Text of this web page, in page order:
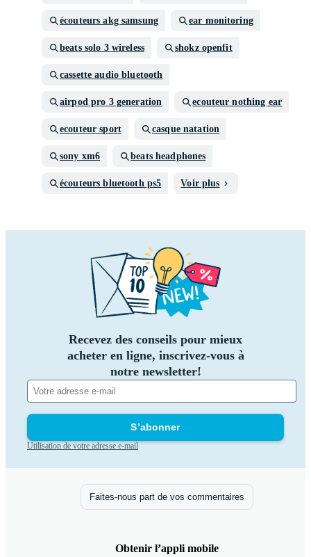
écouteurs akg samsung ear monitoring
beats solo 3 wireless shokz openfit
cassette audio bluetooth
airpod pro 3 generation ecouteur nothing ear
ecouteur sport casque natation
sony xm6 beats headphones
écouteurs bluetooth ps5 Voir plus
Recevez des conseils pour mieux
acheter en ligne, inscrivez-vous à
notre newsletter!
S’abonner
Utilisation de votre adresse e-mail
Faites-nous part de vos commentaires
Obtenir l’appli mobile